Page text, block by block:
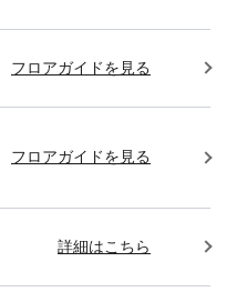
フロアガイドを見る
フロアガイドを見る
詳細はこちら